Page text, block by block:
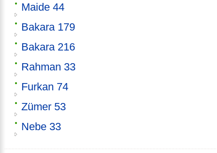
Maide 44
Bakara 179
Bakara 216
Rahman 33
Furkan 74
Zümer 53
Nebe 33